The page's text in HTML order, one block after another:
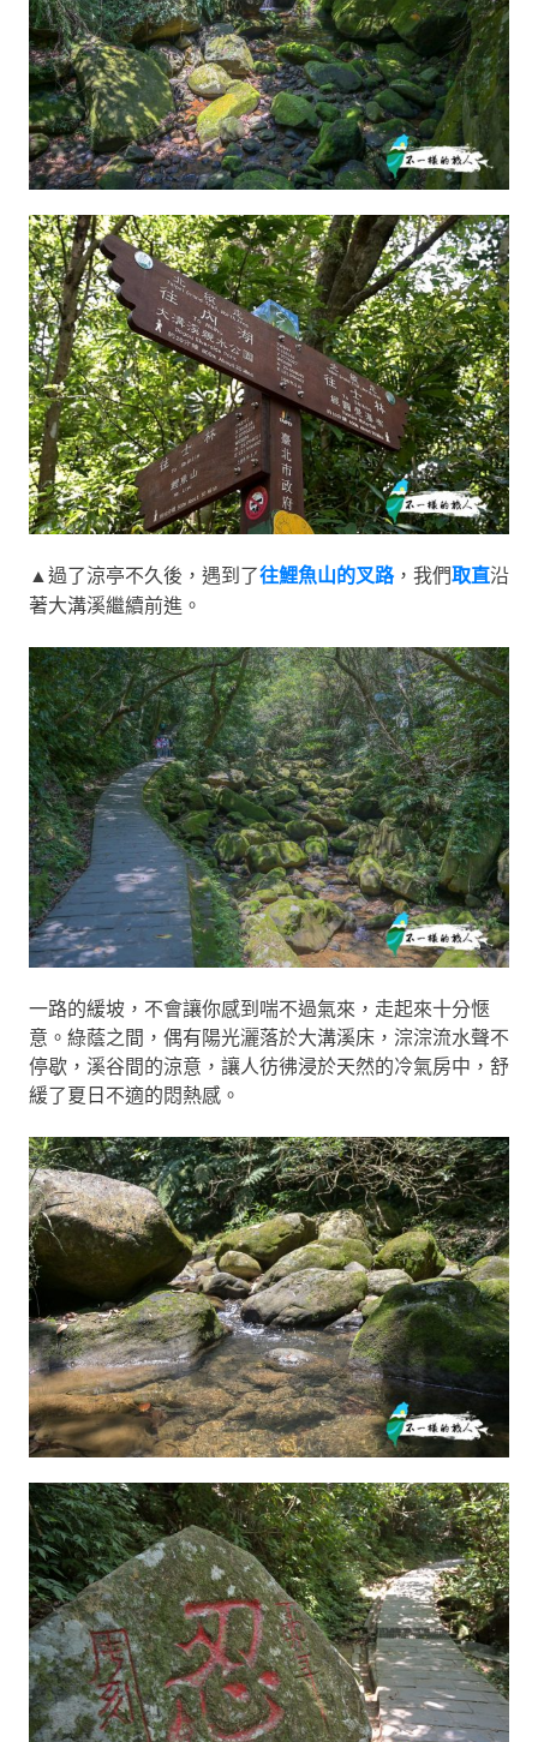
▲過了涼亭不久後，遇到了往鯉魚山的叉路，我們取直沿
著大溝溪繼續前進。
一路的緩坡，不會讓你感到喘不過氣來，走起來十分愜
意。綠蔭之間，偶有陽光灑落於大溝溪床，淙淙流水聲不
停歇，溪谷間的涼意，讓人彷彿浸於天然的冷氣房中，舒
緩了夏日不適的悶熱感。